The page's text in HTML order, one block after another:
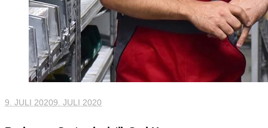
9. JULI 20209. JULI 2020